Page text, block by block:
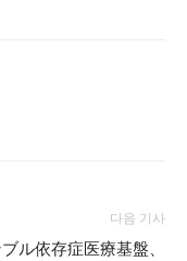
다음 기사
ル依存症医療基盤、